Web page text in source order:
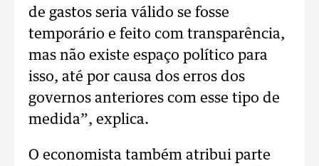
de gastos seria válido se fosse
temporário e feito com transparência,
mas não existe espaço político para
isso, até por causa dos erros dos
governos anteriores com esse tipo de
medida”, explica.
O economista também atribui parte